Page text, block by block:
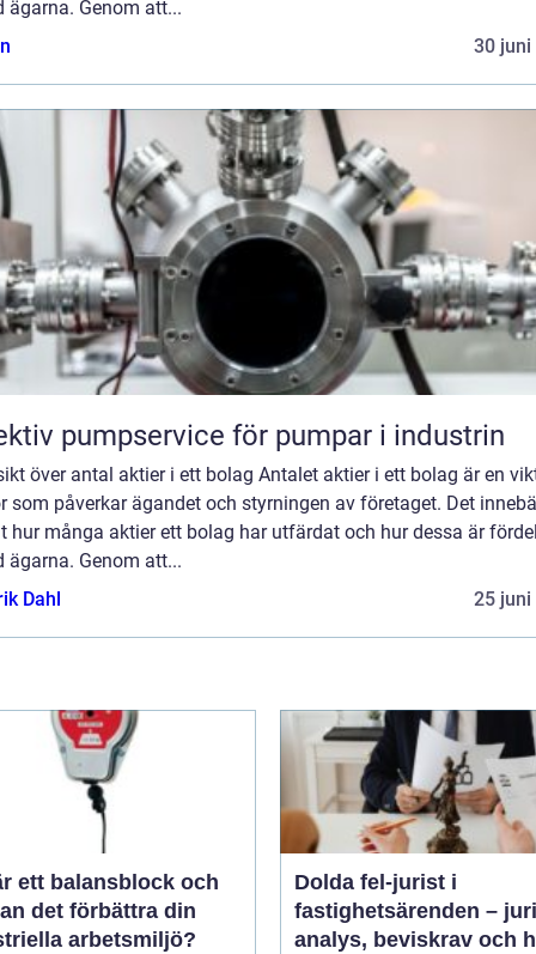
ägarna. Genom att...
30 juni
pumpservice för pumpar i industrin
över antal aktier i ett bolag Antalet aktier i ett bolag är en
som påverkar ägandet och styrningen av företaget. Det
hur många aktier ett bolag har utfärdat och hur dessa är
ägarna. Genom att...
Dahl
25 juni
ett balansblock och
det förbättra din
arbetsmiljö?
Dolda fel-jurist i
fastighetsärenden –
analys, beviskrav och